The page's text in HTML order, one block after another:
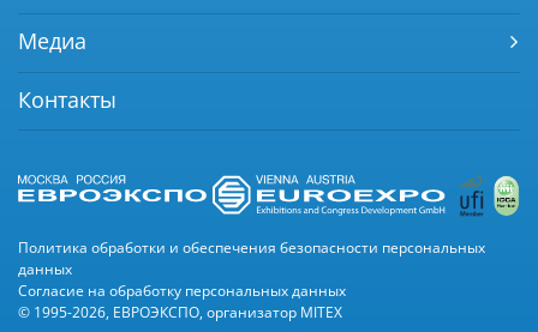
Медиа
Контакты
Политика обработки и обеспечения безопасности персональных
данных
Согласие на обработку персональных данных
© 1995-2026, ЕВРОЭКСПО, организатор MITEX